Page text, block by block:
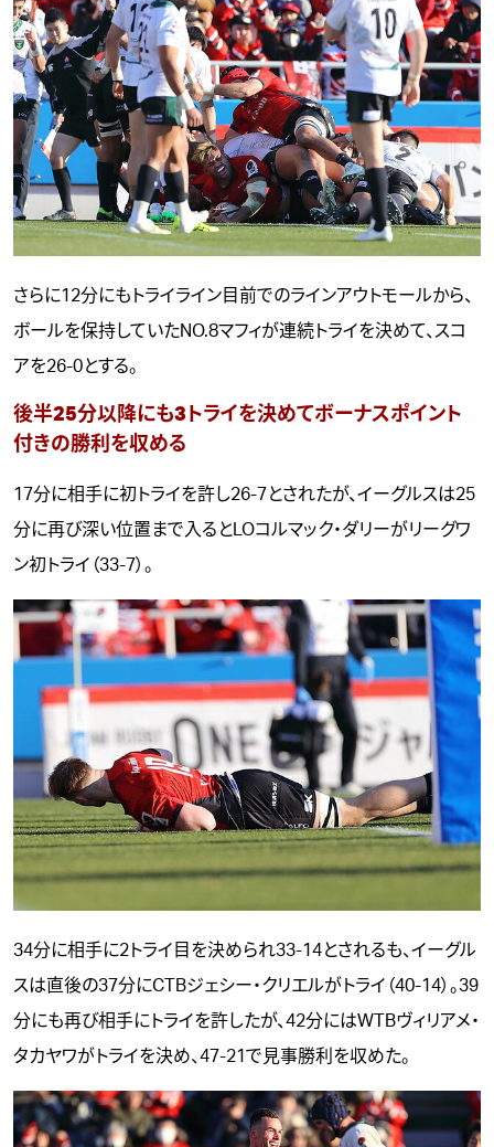
さらに12分にもトライライン目前でのラインアウトモールから、
ボールを保持していたNO.8マフィが連続トライを決めて、スコ
アを26-0とする。
後半25分以降にも3トライを決めてボーナスポイント
付きの勝利を収める
17分に相手に初トライを許し26-7とされたが、イーグルスは25
分に再び深い位置まで入るとLOコルマック・ダリーがリーグワ
ン初トライ（33-7）。
34分に相手に2トライ目を決められ33-14とされるも、イーグル
スは直後の37分にCTBジェシー・クリエルがトライ（40-14）。39
分にも再び相手にトライを許したが、42分にはWTBヴィリアメ・
タカヤワがトライを決め、47-21で見事勝利を収めた。